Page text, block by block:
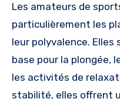
Les amateurs de
particulièrement les
leur polyvalence.
base pour la plongée,
les activités de
stabilité, elles offrent